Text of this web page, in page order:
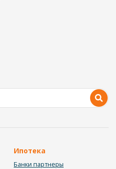
Ипотека
Банки партнеры